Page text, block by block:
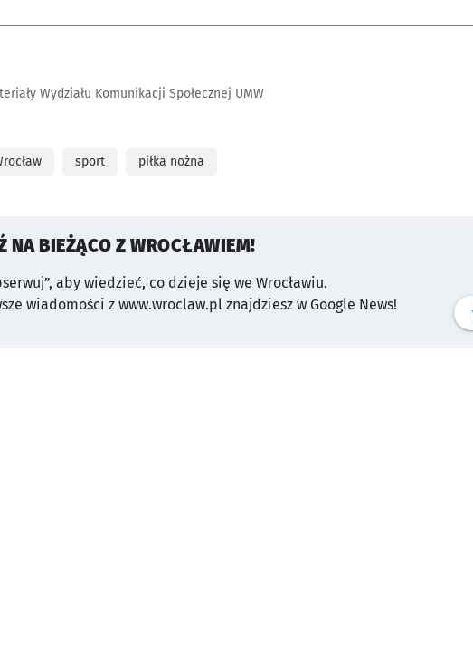
Wydziału Komunikacji Społecznej UMW
sport piłka nożna
NA BIEŻĄCO Z WROCŁAWIEM!
aby wiedzieć, co dzieje się we Wrocławiu.
wiadomości z www.wroclaw.pl znajdziesz w Google News!